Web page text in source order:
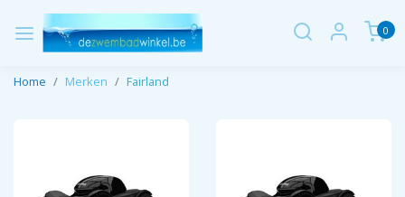
0
Home Merken Fairland